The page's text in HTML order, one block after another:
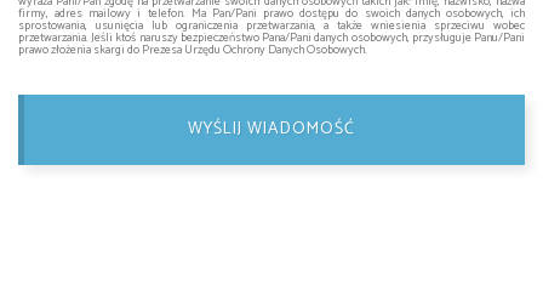
firmy, adres mailowy i telefon. Ma Pan/Pani prawo dostępu do swoich danych osobowych, ich
sprostowania, usunięcia lub ograniczenia przetwarzania, a także wniesienia sprzeciwu wobec
przetwarzania. Jeśli ktoś naruszy bezpieczeństwo Pana/Pani danych osobowych, przysługuje Panu/Pani
prawo złożenia skargi do Prezesa Urzędu Ochrony Danych Osobowych.
WYŚLIJ WIADOMOŚĆ